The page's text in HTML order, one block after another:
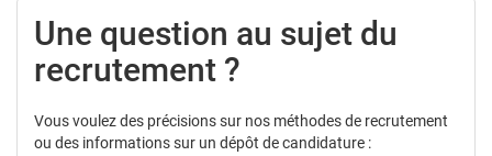
Une question au sujet du
recrutement ?
Vous voulez des précisions sur nos méthodes de recrutement
ou des informations sur un dépôt de candidature :